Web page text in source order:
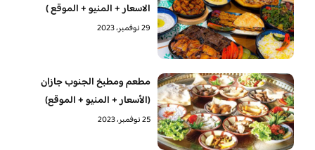
الاسعار + المنيو + الموقع )
29 نوفمبر، 2023
مطعم ومطبخ الجنوب جازان
(الأسعار + المنيو + الموقع)
25 نوفمبر، 2023